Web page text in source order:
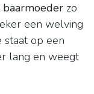
baarmoeder zo
een welving
staat op een
lang en weegt